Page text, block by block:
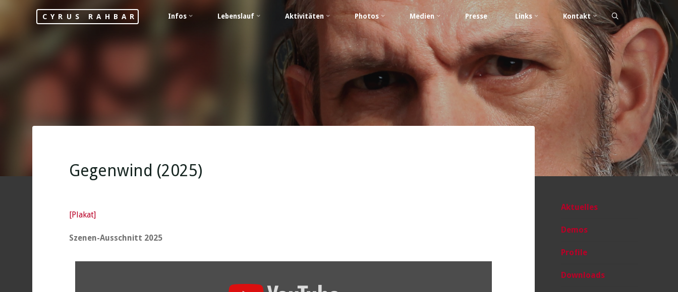
CYRUS RAHBAR Infos Lebenslauf Aktivitäten Photos Medien Presse Links Kontakt
Gegenwind (2025)
[Plakat]
Szenen-Ausschnitt 2025
Aktuelles
Demos
Profile
Downloads